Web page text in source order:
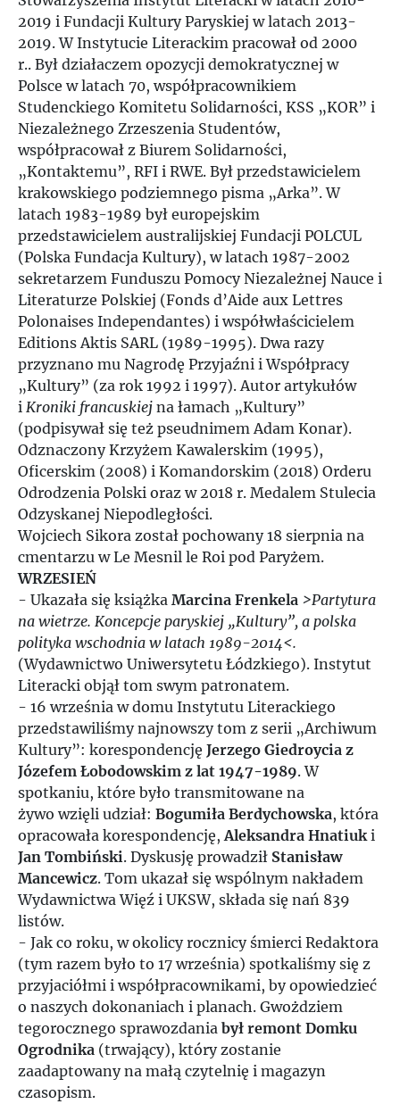
2019 i Fundacji Kultury Paryskiej w latach 2013-
2019. W Instytucie Literackim pracował od 2000
r.. Był działaczem opozycji demokratycznej w
Polsce w latach 70, współpracownikiem
Studenckiego Komitetu Solidarności, KSS „KOR” i
Niezależnego Zrzeszenia Studentów,
współpracował z Biurem Solidarności,
„Kontaktemu”, RFI i RWE. Był przedstawicielem
krakowskiego podziemnego pisma „Arka”. W
latach 1983-1989 był europejskim
przedstawicielem australijskiej Fundacji POLCUL
(Polska Fundacja Kultury), w latach 1987-2002
sekretarzem Funduszu Pomocy Niezależnej Nauce i
Literaturze Polskiej (Fonds d’Aide aux Lettres
Polonaises Independantes) i współwłaścicielem
Editions Aktis SARL (1989-1995). Dwa razy
przyznano mu Nagrodę Przyjaźni i Współpracy
„Kultury” (za rok 1992 i 1997). Autor artykułów
i Kroniki francuskiej na łamach „Kultury”
(podpisywał się też pseudnimem Adam Konar).
Odznaczony Krzyżem Kawalerskim (1995),
Oficerskim (2008) i Komandorskim (2018) Orderu
Odrodzenia Polski oraz w 2018 r. Medalem Stulecia
Odzyskanej Niepodległości.
Wojciech Sikora został pochowany 18 sierpnia na
cmentarzu w Le Mesnil le Roi pod Paryżem.
WRZESIEŃ
- Ukazała się książka Marcina Frenkela >Partytura
na wietrze. Koncepcje paryskiej „Kultury”, a polska
polityka wschodnia w latach 1989-2014<.
(Wydawnictwo Uniwersytetu Łódzkiego). Instytut
Literacki objął tom swym patronatem.
- 16 września w domu Instytutu Literackiego
przedstawiliśmy najnowszy tom z serii „Archiwum
Kultury”: korespondencję Jerzego Giedroycia z
Józefem Łobodowskim z lat 1947-1989. W
spotkaniu, które było transmitowane na
żywo wzięli udział: Bogumiła Berdychowska, która
opracowała korespondencję,Aleksandra Hnatiuki
Jan Tombiński. Dyskusję prowadził Stanisław
Mancewicz. Tom ukazał się wspólnym nakładem
Wydawnictwa Więź i UKSW, składa się nań 839
listów.
- Jak co roku, w okolicy rocznicy śmierci Redaktora
(tym razem było to 17 września) spotkaliśmy się z
przyjaciółmi i współpracownikami, by opowiedzieć
o naszych dokonaniach i planach. Gwożdziem
tegorocznego sprawozdania był remont Domku
Ogrodnika (trwający), który zostanie
zaadaptowany na małą czytelnię i magazyn
czasopism.